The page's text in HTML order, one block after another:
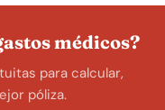
médicos?
para calcular,
póliza.